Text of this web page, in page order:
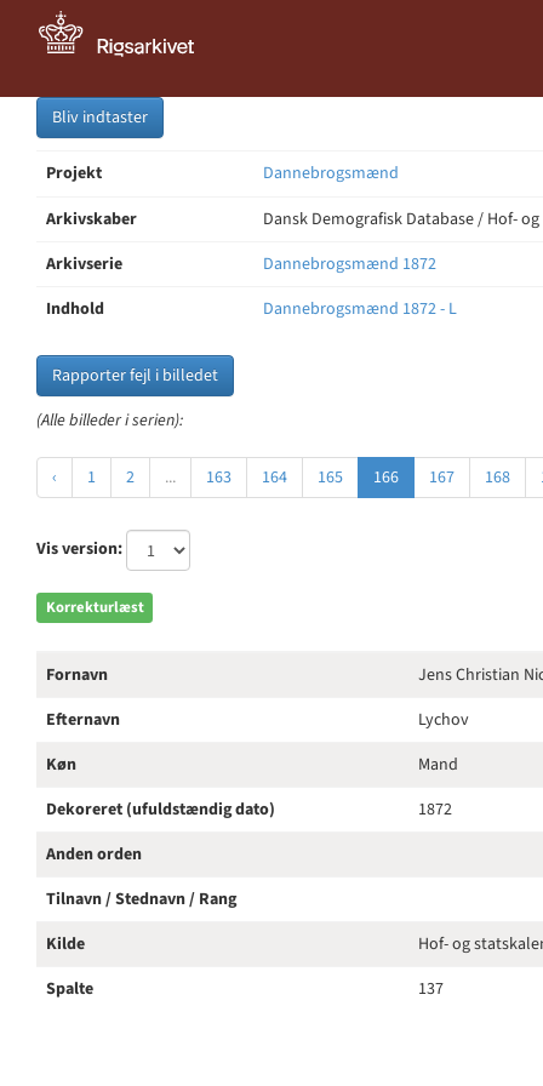
Bliv indtaster
Projekt
Dannebrogsmænd
Arkivskaber
Dansk Demografisk Database / Hof-
Arkivserie
Dannebrogsmænd 1872
Indhold
Dannebrogsmænd 1872 - L
Rapporter fejl i billedet
(Alle billeder i serien):
‹ 1 2 ... 163 164 165 166 167 168
Vis version:
Korrekturlæst
Fornavn
Jens Christian
Efternavn
Lychov
Køn
Mand
Dekoreret (ufuldstændig dato)
1872
Anden orden
Tilnavn / Stednavn / Rang
Kilde
Hof- og
Spalte
137